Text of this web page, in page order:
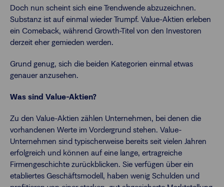
Doch nun scheint sich eine Trendwende abzuzeichnen.
Substanz ist auf einmal wieder Trumpf. Value-Aktien erleben
ein Comeback, während Growth-Titel von den Investoren
derzeit eher gemieden werden.
Grund genug, sich die beiden Kategorien einmal etwas
genauer anzusehen.
Was sind Value-Aktien?
Zu den Value-Aktien zählen Unternehmen, bei denen die
vorhandenen Werte im Vordergrund stehen. Value-
Unternehmen sind typischerweise bereits seit vielen Jahren
erfolgreich und können auf eine lange, ertragreiche
Firmengeschichte zurückblicken. Sie verfügen über ein
etabliertes Geschäftsmodell, haben wenig Schulden und